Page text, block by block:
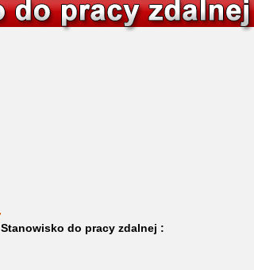
Stanowisko do pracy zdalnej :